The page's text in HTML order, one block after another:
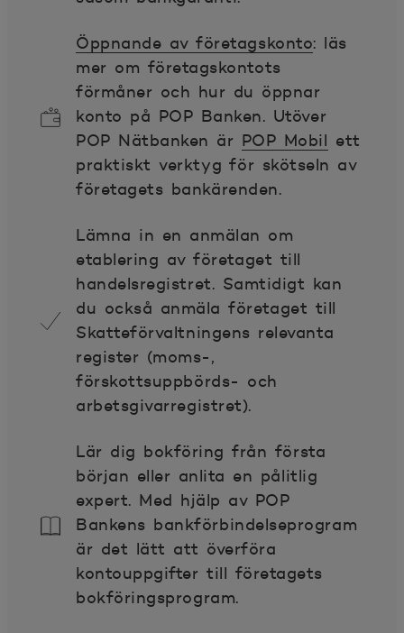
Öppnande av företagskonto: läs
mer om företagskontots
förmåner och hur du öppnar
konto på POP Banken. Utöver
POP Nätbanken är POP Mobil ett
praktiskt verktyg för skötseln av
företagets bankärenden.
Lämna in en anmälan om
etablering av företaget till
handelsregistret. Samtidigt kan
du också anmäla företaget till
Skatteförvaltningens relevanta
register (moms-,
förskottsuppbörds- och
arbetsgivarregistret).
Lär dig bokföring från första
början eller anlita en pålitlig
expert. Med hjälp av POP
Bankens bankförbindelseprogram
är det lätt att överföra
kontouppgifter till företagets
bokföringsprogram.